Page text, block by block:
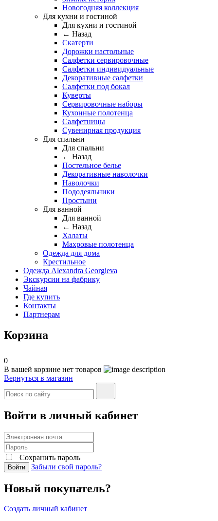
Новогодняя коллекция
Для кухни и гостиной
Для кухни и гостиной
← Назад
Скатерти
Дорожки настольные
Салфетки сервировочные
Салфетки индивидуальные
Декоративные салфетки
Салфетки под бокал
Куверты
Сервировочные наборы
Кухонные полотенца
Салфетницы
Сувенирная продукция
Для спальни
Для спальни
← Назад
Постельное белье
Декоративные наволочки
Наволочки
Пододеяльники
Простыни
Для ванной
Для ванной
← Назад
Халаты
Махровые полотенца
Одежда для дома
Крестильное
Одежда Alexandra Georgieva
Экскурсии на фабрику
Чайная
Где купить
Контакты
Партнерам
Корзина
0
В вашей корзине нет товаров
Вернуться в магазин
Войти в личный кабинет
Сохранить пароль
Войти Забыли свой пароль?
Новый покупатель?
Создать личный кабинет